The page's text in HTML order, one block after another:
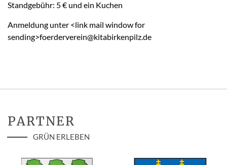
Standgebühr: 5 € und ein Kuchen
Anmeldung unter <link mail window for
sending>foerderverein@kitabirkenpilz.de
PARTNER
GRÜN ERLEBEN